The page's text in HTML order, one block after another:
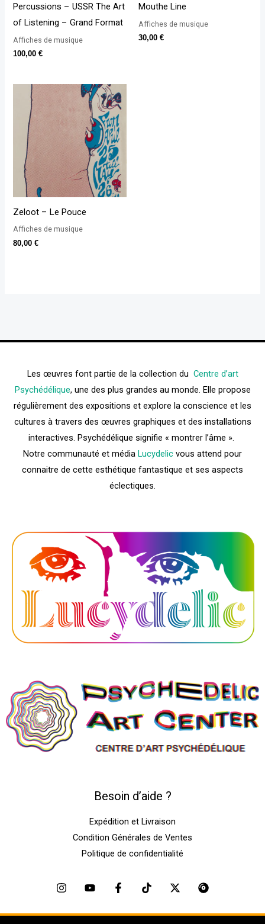
Percussions – USSR The Art
of Listening – Grand Format
Affiches de musique
100,00€
Mouthe Line
Affiches de musique
30,00 €
Zeloot – Le Pouce
Affiches de musique
80,00€
Les œuvres font partie de la collection du Centre d’art
Psychédélique, une des plus grandes au monde. Elle propose
régulièrement des expositions et explore la conscience et les
cultures à travers des œuvres graphiques et des installations
interactives. Psychédélique signifie « montrer l’âme ».
Notre communauté et média Lucydelic vous attend pour
connaitre de cette esthétique fantastique et ses aspects
éclectiques.
Besoin d’aide ?
Expédition et Livraison
Condition Générales de Ventes
Politique de confidentialité